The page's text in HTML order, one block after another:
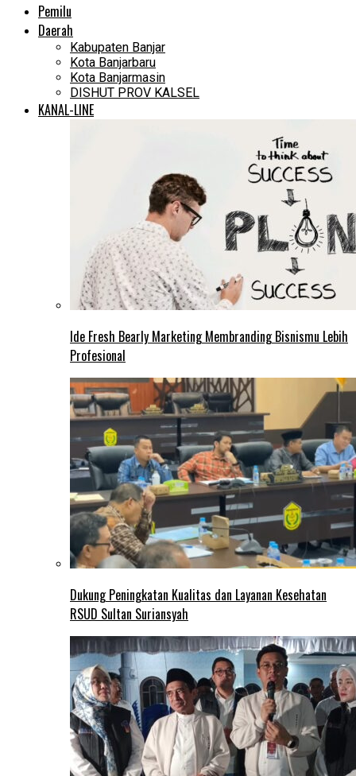
Pemilu
Daerah
Kabupaten Banjar
Kota Banjarbaru
Kota Banjarmasin
DISHUT PROV KALSEL
KANAL-LINE
Ide Fresh Bearly Marketing Membranding Bisnismu Lebih
Profesional
Dukung Peningkatan Kualitas dan Layanan Kesehatan
RSUD Sultan Suriansyah